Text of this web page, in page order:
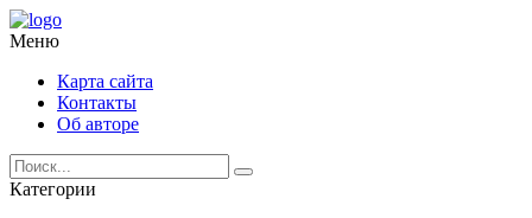
Меню
Карта сайта
Контакты
Об авторе
Категории